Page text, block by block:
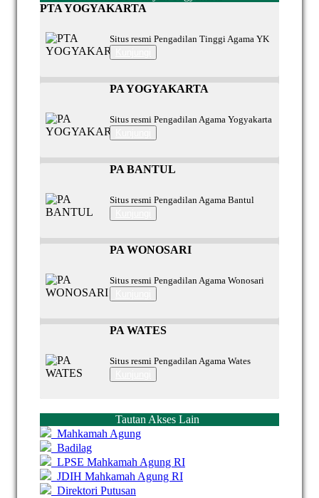
PTA YOGYAKARTA
Situs resmi Pengadilan Tinggi Agama YK
PA YOGYAKARTA
Situs resmi Pengadilan Agama Yogyakarta
PA BANTUL
Situs resmi Pengadilan Agama Bantul
PA WONOSARI
Situs resmi Pengadilan Agama Wonosari
PA WATES
Situs resmi Pengadilan Agama Wates
Tautan Akses Lain
Mahkamah Agung
Badilag
LPSE Mahkamah Agung RI
JDIH Mahkamah Agung RI
Direktori Putusan